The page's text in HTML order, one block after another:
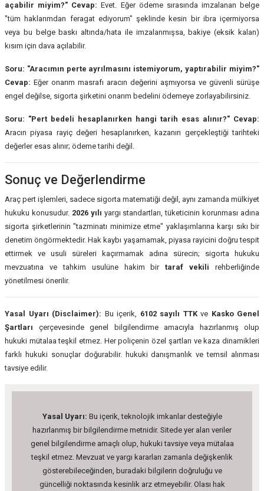
açabilir miyim?" Cevap: Evet. Eğer ödeme sırasında imzalanan belge
"tüm haklarımdan feragat ediyorum" şeklinde kesin bir ibra içermiyorsa
veya bu belge baskı altında/hata ile imzalanmışsa, bakiye (eksik kalan)
kısım için dava açılabilir.
Soru: "Aracımın perte ayrılmasını istemiyorum, yaptırabilir miyim?"
Cevap: Eğer onarım masrafı aracın değerini aşmıyorsa ve güvenli sürüşe
engel değilse, sigorta şirketini onarım bedelini ödemeye zorlayabilirsiniz.
Soru: "Pert bedeli hesaplanırken hangi tarih esas alınır?" Cevap:
Aracın piyasa rayiç değeri hesaplanırken, kazanın gerçekleştiği tarihteki
değerler esas alınır; ödeme tarihi değil.
Sonuç ve Değerlendirme
Araç pert işlemleri, sadece sigorta matematiği değil, aynı zamanda mülkiyet
hukuku konusudur. 2026 yılı yargı standartları, tüketicinin korunması adına
sigorta şirketlerinin "tazminatı minimize etme" yaklaşımlarına karşı sıkı bir
denetim öngörmektedir. Hak kaybı yaşamamak, piyasa rayicini doğru tespit
ettirmek ve usuli süreleri kaçırmamak adına sürecin; sigorta hukuku
mevzuatına ve tahkim usulüne hakim birtaraf vekili rehberliğinde
yönetilmesi önerilir.
Yasal Uyarı (Disclaimer): Bu içerik, 6102 sayılı TTKve Kasko Genel
Şartları çerçevesinde genel bilgilendirme amacıyla hazırlanmış olup
hukuki mütalaa teşkil etmez. Her poliçenin özel şartları ve kaza dinamikleri
farklı hukuki sonuçlar doğurabilir. hukuki danışmanlık ve temsil alınması
tavsiye edilir.
Yasal Uyarı: Bu içerik, teknolojik imkanlar desteğiyle
hazırlanmış bir bilgilendirme metnidir. Sitede yer alan veriler
genel bilgilendirme amaçlı olup, hukuki tavsiye veya mütalaa
teşkil etmez. Mevzuat ve yargı kararları zamanla değişkenlik
gösterebileceğinden, buradaki bilgilerin doğruluğu ve
güncelliği noktasında kesinlik arz etmeyebilir. Olası hak